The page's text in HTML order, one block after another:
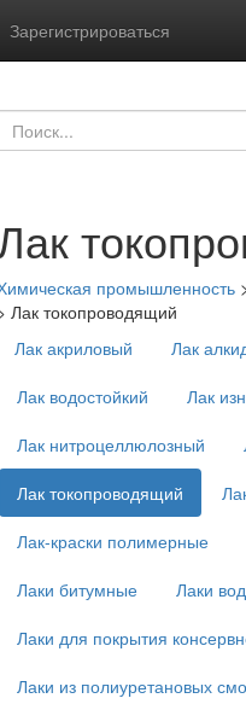
Зарегистрироваться
промышленность
Лак токопроводящий
Лак акриловый
Лак
Лак водостойкий
Лак
Лак нитроцеллюлозный
Лак токопроводящий
Лак-краски полимерные
Лаки битумные
Лаки
Лаки для покрытия
Лаки из полиуретановых